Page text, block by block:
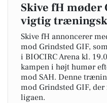
Skive fH møder
vigtig
Skive fH annoncerer
mod Grindsted GIF,
i BIOCIRC Arena kl.
kampen i højt humør
mod SAH. Denne
mod Grindsted GIF,
ligaen.